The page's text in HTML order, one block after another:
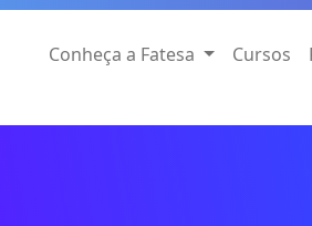
Conheça a Fatesa Cursos